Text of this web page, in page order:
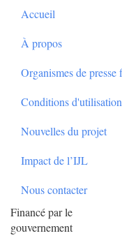
Accueil
À propos
Organismes de presse
Conditions d'utilisation
Nouvelles du projet
Impact de l’IJL
Nous contacter
Financé par le
gouvernement